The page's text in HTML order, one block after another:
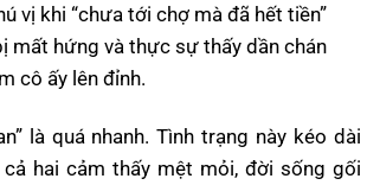
vị khi “chưa tới chợ mà đã hết tiền”
mất hứng và thực sự thấy dần chán
cô ấy lên đỉnh.
là quá nhanh. Tình trạng này kéo dài
hai cảm thấy mệt mỏi, đời sống gối